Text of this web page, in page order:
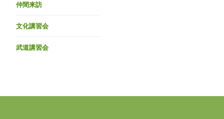
仲間来訪
文化講習会
武道講習会